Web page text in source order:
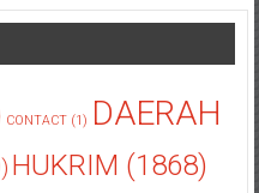
CONTACT(1) DAERAH
HUKRIM (1868)